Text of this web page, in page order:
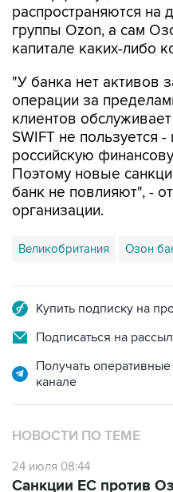
распространяются на
группы Ozon, а сам
капитале каких-либо
"У банка нет активов
операции за
клиентов
SWIFT не пользуется -
российскую
Поэтому новые
банк не повлияют", -
организации.
Великобритания Озон
Купить подписку на
Подписаться на
Получать
канале
НОВОСТИ ПО ТЕМЕ
24 июля 08:44
Санкции ЕС против